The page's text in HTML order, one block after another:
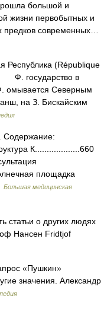
большой и
жизни первобытных и
современных…
(République
государство в
омывается Северным
на З. Бискайским
К...................660
площадка
Большая медицинская
статьи о других людях
Нансен Fridtjof
«Пушкин»
значения. Александр